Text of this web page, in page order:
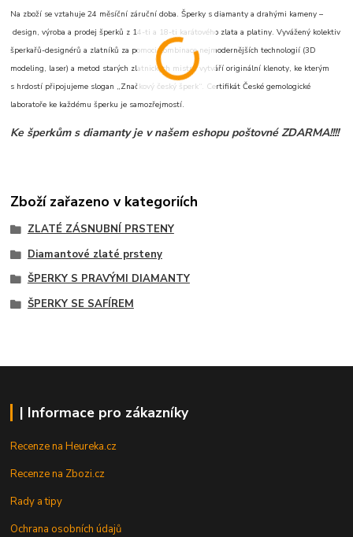
Na zboží se vztahuje 24 měsíční záruční doba. Šperky s diamanty a drahými kameny –
design, výroba a prodej šperků z 14-ti a 18-ti karátového zlata a platiny. Vyvážený kolektiv
šperkařů-designérů a zlatníků za pomoci kombinace nejmodernějších technologií (3D
modeling, laser) a metod starých zlatnických mistrů vytváří originální klenoty, ke kterým
s hrdostí připojujeme slogan „Značkový český šperk“. Certifikát České gemologické
laboratoře ke každému šperku je samozřejmostí.
Ke šperkům s diamanty je v našem eshopu poštovné ZDARMA!!!!
Zboží zařazeno v kategoriích
ZLATÉ ZÁSNUBNÍ PRSTENY
Diamantové zlaté prsteny
ŠPERKY S PRAVÝMI DIAMANTY
ŠPERKY SE SAFÍREM
| Informace pro zákazníky
Recenze na Heureka.cz
Recenze na Zbozi.cz
Rady a tipy
Ochrana osobních údajů